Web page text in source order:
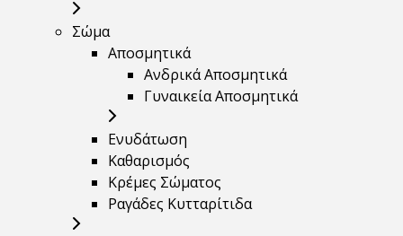
Σώμα
Αποσμητικά
Ανδρικά Αποσμητικά
Γυναικεία Αποσμητικά
Ενυδάτωση
Καθαρισμός
Κρέμες Σώματος
Ραγάδες Κυτταρίτιδα